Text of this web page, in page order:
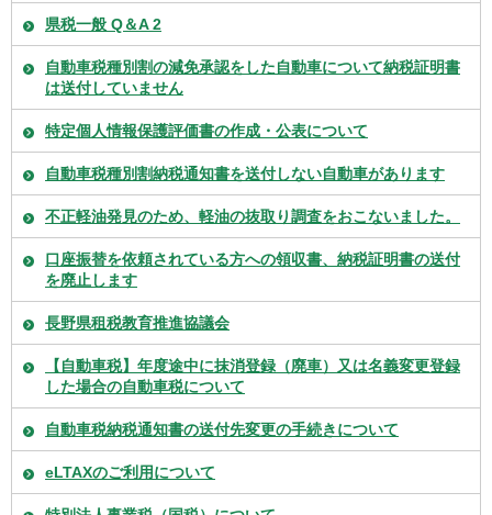
県税一般 Q＆A 2
自動車税種別割の減免承認をした自動車について納税証明書
は送付していません
特定個人情報保護評価書の作成・公表について
自動車税種別割納税通知書を送付しない自動車があります
不正軽油発見のため、軽油の抜取り調査をおこないました。
口座振替を依頼されている方への領収書、納税証明書の送付
を廃止します
長野県租税教育推進協議会
【自動車税】年度途中に抹消登録（廃車）又は名義変更登録
した場合の自動車税について
自動車税納税通知書の送付先変更の手続きについて
eLTAXのご利用について